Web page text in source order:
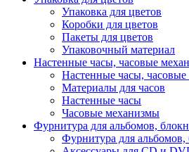
Упаковка для цветов
Коробки для цветов
Пакеты для цветов
Упаковочный материал
Настенные часы, часовые
Настенные часы,
Материалы для часов
Настенные часы
Часовые механизмы
Фурнитура для альбомов,
Фурнитура для альбомов,